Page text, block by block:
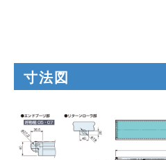
寸法図